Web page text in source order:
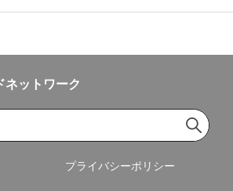
ネットワーク
プライバシーポリシー